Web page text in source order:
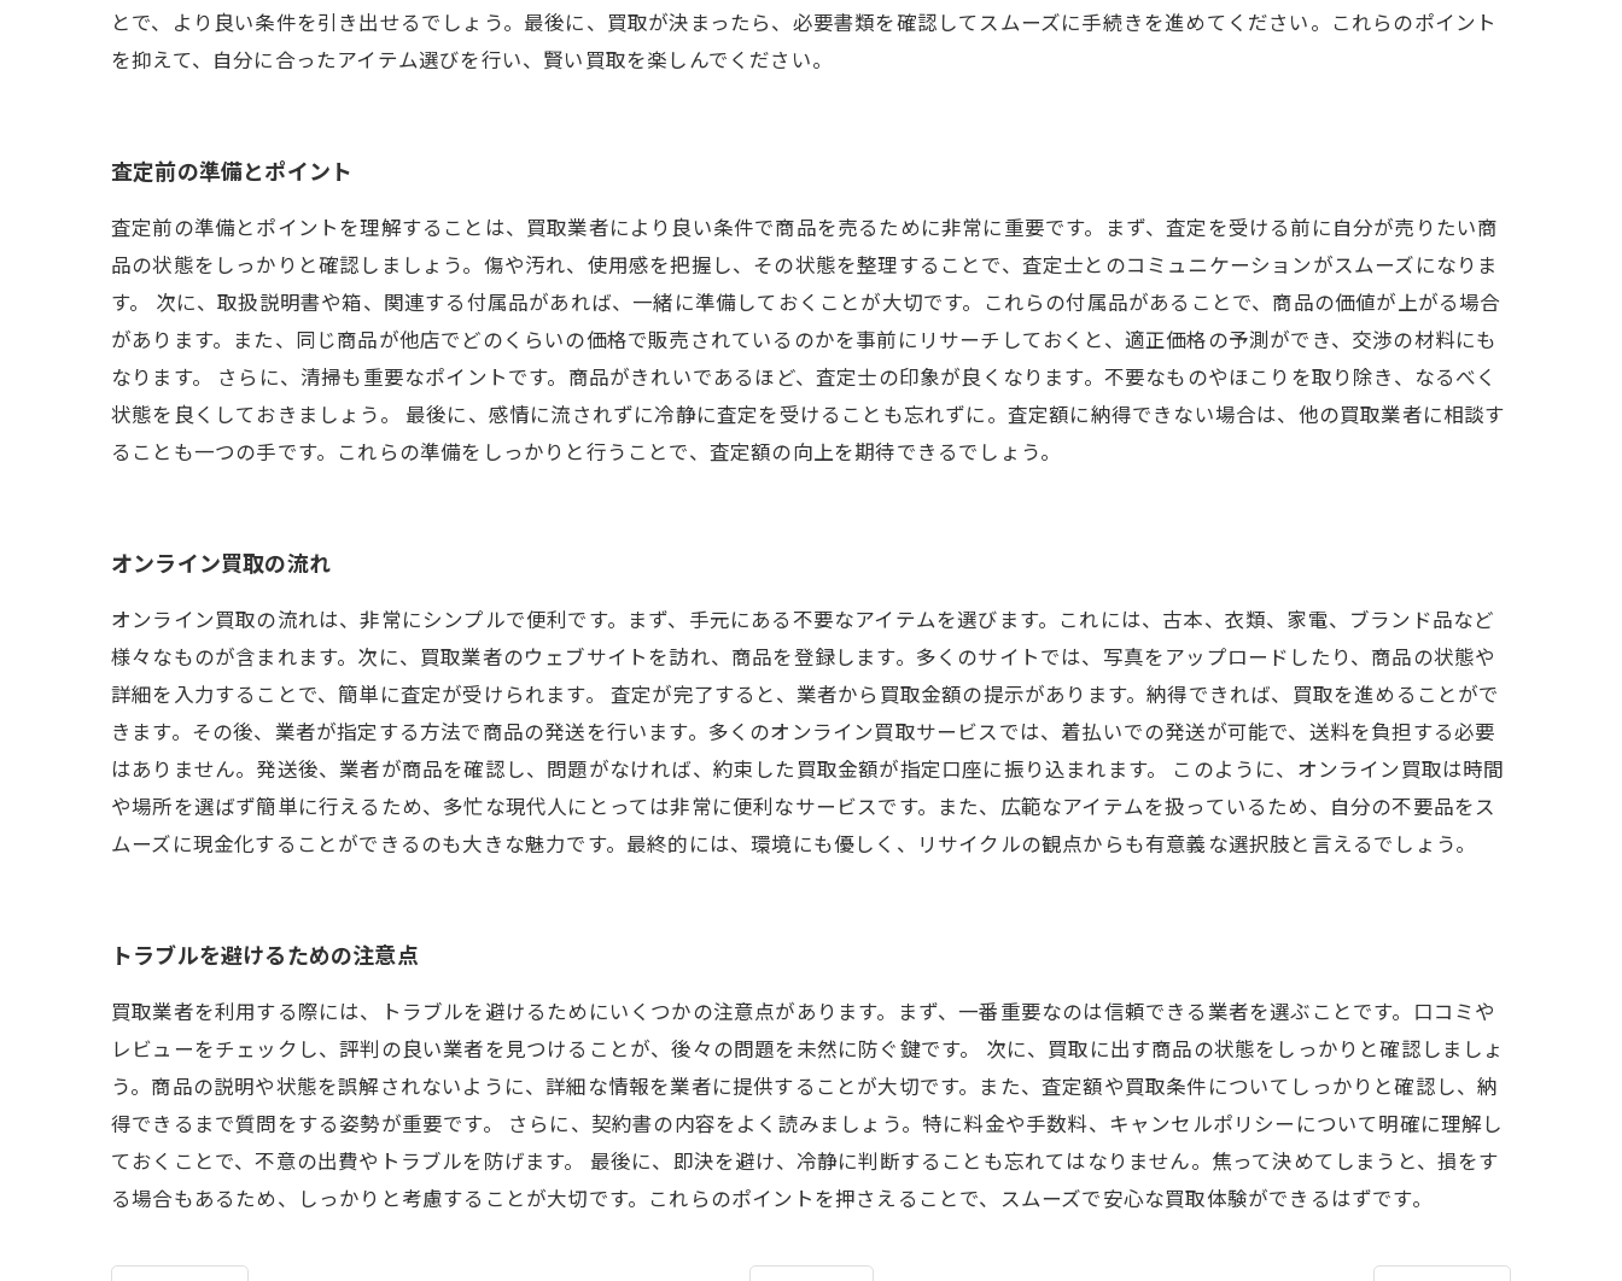
とで、より良い条件を引き出せるでしょう。最後に、買取が決まったら、必要書類を確認してスムーズに手続きを進めてください。これらのポイント
を抑えて、自分に合ったアイテム選びを行い、賢い買取を楽しんでください。
査定前の準備とポイント
査定前の準備とポイントを理解することは、買取業者により良い条件で商品を売るために非常に重要です。まず、査定を受ける前に自分が売りたい商
品の状態をしっかりと確認しましょう。傷や汚れ、使用感を把握し、その状態を整理することで、査定士とのコミュニケーションがスムーズになりま
す。 次に、取扱説明書や箱、関連する付属品があれば、一緒に準備しておくことが大切です。これらの付属品があることで、商品の価値が上がる場合
があります。また、同じ商品が他店でどのくらいの価格で販売されているのかを事前にリサーチしておくと、適正価格の予測ができ、交渉の材料にも
なります。 さらに、清掃も重要なポイントです。商品がきれいであるほど、査定士の印象が良くなります。不要なものやほこりを取り除き、なるべく
状態を良くしておきましょう。 最後に、感情に流されずに冷静に査定を受けることも忘れずに。査定額に納得できない場合は、他の買取業者に相談す
ることも一つの手です。これらの準備をしっかりと行うことで、査定額の向上を期待できるでしょう。
オンライン買取の流れ
オンライン買取の流れは、非常にシンプルで便利です。まず、手元にある不要なアイテムを選びます。これには、古本、衣類、家電、ブランド品など
様々なものが含まれます。次に、買取業者のウェブサイトを訪れ、商品を登録します。多くのサイトでは、写真をアップロードしたり、商品の状態や
詳細を入力することで、簡単に査定が受けられます。 査定が完了すると、業者から買取金額の提示があります。納得できれば、買取を進めることがで
きます。その後、業者が指定する方法で商品の発送を行います。多くのオンライン買取サービスでは、着払いでの発送が可能で、送料を負担する必要
はありません。発送後、業者が商品を確認し、問題がなければ、約束した買取金額が指定口座に振り込まれます。 このように、オンライン買取は時間
や場所を選ばず簡単に行えるため、多忙な現代人にとっては非常に便利なサービスです。また、広範なアイテムを扱っているため、自分の不要品をス
ムーズに現金化することができるのも大きな魅力です。最終的には、環境にも優しく、リサイクルの観点からも有意義な選択肢と言えるでしょう。
トラブルを避けるための注意点
買取業者を利用する際には、トラブルを避けるためにいくつかの注意点があります。まず、一番重要なのは信頼できる業者を選ぶことです。口コミや
レビューをチェックし、評判の良い業者を見つけることが、後々の問題を未然に防ぐ鍵です。 次に、買取に出す商品の状態をしっかりと確認しましょ
う。商品の説明や状態を誤解されないように、詳細な情報を業者に提供することが大切です。また、査定額や買取条件についてしっかりと確認し、納
得できるまで質問をする姿勢が重要です。 さらに、契約書の内容をよく読みましょう。特に料金や手数料、キャンセルポリシーについて明確に理解し
ておくことで、不意の出費やトラブルを防げます。 最後に、即決を避け、冷静に判断することも忘れてはなりません。焦って決めてしまうと、損をす
る場合もあるため、しっかりと考慮することが大切です。これらのポイントを押さえることで、スムーズで安心な買取体験ができるはずです。